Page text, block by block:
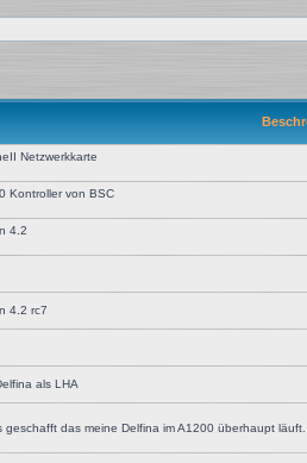
Netzwerkkarte
Kontroller von BSC
4.2
4.2 rc7
als LHA
geschafft das meine Delfina im A1200 überhaupt